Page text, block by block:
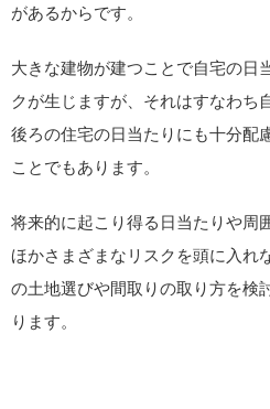
があるからです。
大きな建物が建つことで自宅の日
クが生じますが、それはすなわち
後ろの住宅の日当たりにも十分配
ことでもあります。
将来的に起こり得る日当たりや周
ほかさまざまなリスクを頭に入れ
の土地選びや間取りの取り方を検
ります。